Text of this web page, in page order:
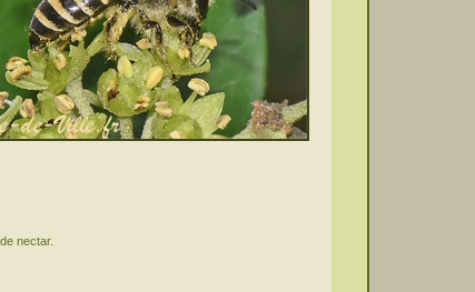
nectar.